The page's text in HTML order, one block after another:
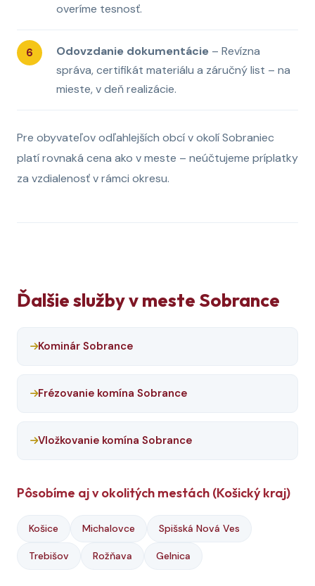
overíme tesnosť.
Odovzdanie dokumentácie – Revízna
správa, certifikát materiálu a záručný list – na
mieste, v deň realizácie.
Pre obyvateľov odľahlejších obcí v okolí Sobraniec
platí rovnaká cena ako v meste – neúčtujeme príplatky
za vzdialenosť v rámci okresu.
Ďalšie služby v meste Sobrance
Kominár Sobrance
Frézovanie komína Sobrance
Vložkovanie komína Sobrance
Pôsobíme aj v okolitých mestách (Košický kraj)
Košice Michalovce Spišská Nová Ves
Trebišov Rožňava Gelnica